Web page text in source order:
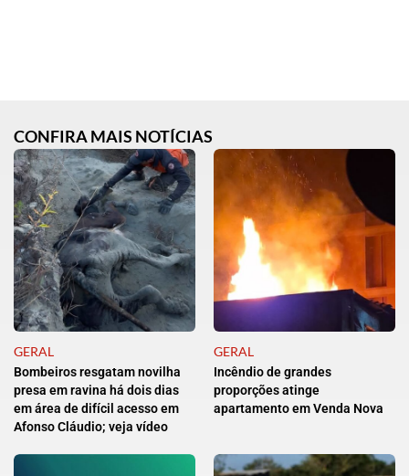
CONFIRA MAIS NOTÍCIAS
GERAL
Bombeiros resgatam novilha
presa em ravina há dois dias
em área de difícil acesso em
Afonso Cláudio; veja vídeo
GERAL
Incêndio de grandes
proporções atinge
apartamento em Venda Nova